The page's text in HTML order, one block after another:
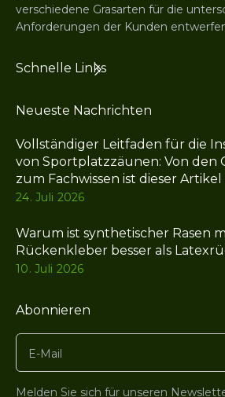
verschiedene Grasarten für die
Anforderungen der Kunden
Schnelle Links
Neueste Nachrichten
Vollständiger Leitfaden für die
von Sportplatzzäunen: Von den
zum Fachwissen ist dieser Artikel
brauchen
24. Juli 2026
Warum ist synthetischer Rasen
Rückenkleber besser als
10. Juli 2026
Abonnieren
Melden Sie sich für unseren